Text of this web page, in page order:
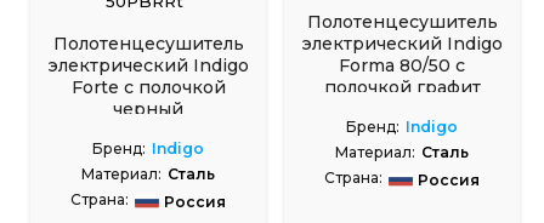
Полотенцесушитель
электрический Indigo
Forte с полочкой
черный
Бренд: Indigo
Материал: Сталь
Страна:
Россия
Полотенцесушитель
электрический Indigo
Forma 80/50 с
полочкой графит
Бренд: Indigo
Материал: Сталь
Страна:
Россия